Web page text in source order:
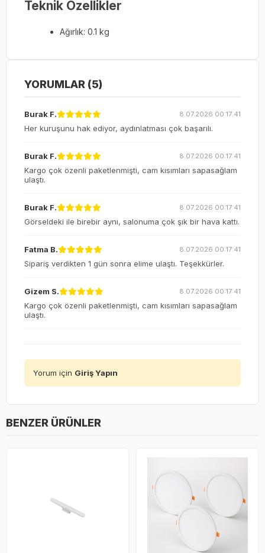
Teknik Özellikler
Ağırlık: 0.1 kg
YORUMLAR (5)
Burak F. 8.07.2026 00:17:41
Her kuruşunu hak ediyor, aydınlatması çok başarılı.
Burak F. 8.07.2026 00:17:41
Kargo çok özenli paketlenmişti, cam kısımları sapasağlam
ulaştı.
Burak F. 8.07.2026 00:17:41
Görseldeki ile birebir aynı, salonuma çok şık bir hava kattı.
Fatma B. 8.07.2026 00:17:41
Sipariş verdikten 1 gün sonra elime ulaştı. Teşekkürler.
Gizem S. 8.07.2026 00:17:41
Kargo çok özenli paketlenmişti, cam kısımları sapasağlam
ulaştı.
Yorum için Giriş Yapın
BENZER ÜRÜNLER